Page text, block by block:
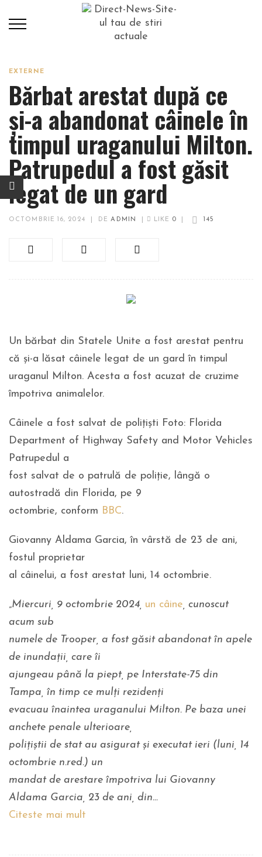
EXTERNE
Bărbat arestat după ce
și-a abandonat câinele în
timpul uraganului Milton.
Patrupedul a fost găsit
legat de un gard
OCTOMBRIE 16, 2024 DEADMIN LIKE 0 145
Un bărbat din Statele Unite a fost arestat pentru
că și-a lăsat câinele legat de un gard în timpul
uraganul Milton. Acesta a fost acuzat de cruzime
împotriva animalelor.
Câinele a fost salvat de polițiști Foto: Florida
Department of Highway Safety and Motor Vehicles
Patrupedul a
fost salvat de o patrulă de poliție, lângă o
autostradă din Florida, pe 9
octombrie, conform BBC.
Giovanny Aldama Garcia, în vârstă de 23 de ani,
fostul proprietar
al câinelui, a fost arestat luni, 14 octombrie.
„Miercuri, 9 octombrie 2024, un câine , cunoscut
acum sub
numele de Trooper, a fost găsit abandonat în apele
de inundații, care îi
ajungeau până la piept, pe Interstate-75 din
Tampa, în timp ce mulți rezidenți
evacuau înaintea uraganului Milton. Pe baza unei
anchete penale ulterioare,
polițiștii de stat au asigurat și executat ieri (luni, 14
octombrie n.red.) un
mandat de arestare împotriva lui Giovanny
Aldama Garcia, 23 de ani, din…
Citeste mai mult